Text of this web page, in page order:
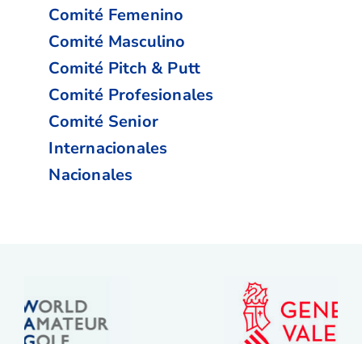
Comité Femenino
Comité Masculino
Comité Pitch & Putt
Comité Profesionales
Comité Senior
Internacionales
Nacionales